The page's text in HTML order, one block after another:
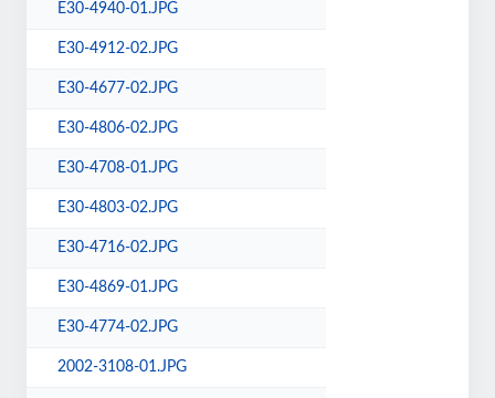
E30-4940-01.JPG
E30-4912-02.JPG
E30-4677-02.JPG
E30-4806-02.JPG
E30-4708-01.JPG
E30-4803-02.JPG
E30-4716-02.JPG
E30-4869-01.JPG
E30-4774-02.JPG
2002-3108-01.JPG